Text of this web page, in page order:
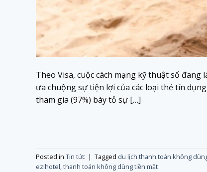
Theo Visa, cuộc cách mạng kỹ thuật số
ưa chuộng sự tiện lợi của các loại thẻ tín
tham gia (97%) bày tỏ sự […]
Posted in Tin tức | Tagged du lịch thanh toán không
ezihotel,thanh toán không dùng tiền mặt